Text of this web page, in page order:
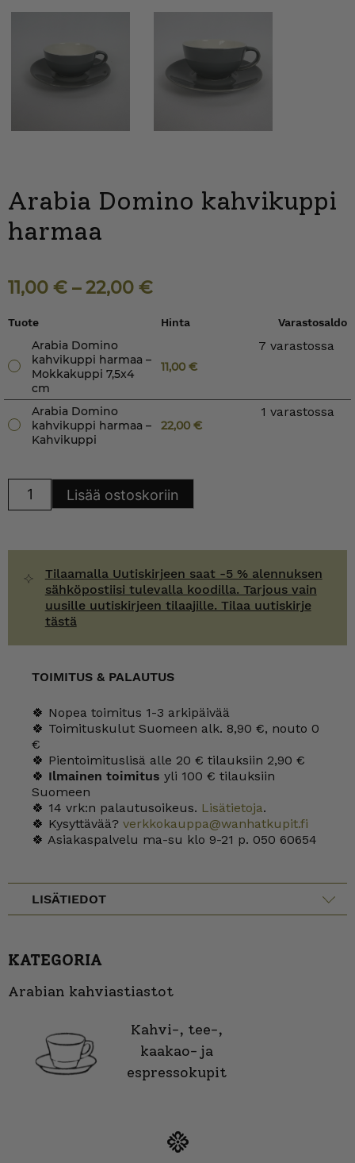
Arabia Domino kahvikuppi
harmaa
11,00 € –22,00 €
Tuote Hinta Varastosaldo
Arabia Domino
kahvikuppi harmaa –
Mokkakuppi 7,5x4
cm
11,00€
7 varastossa
Arabia Domino
kahvikuppi harmaa –
Kahvikuppi
22,00€
1 varastossa
Domino
Lisää ostoskoriin
Tilaamalla Uutiskirjeen saat -5 % alennuksen
sähköpostiisi tulevalla koodilla. Tarjous vain
uusille uutiskirjeen tilaajille. Tilaa uutiskirje
tästä
TOIMITUS & PALAUTUS
🍀 Nopea toimitus 1-3 arkipäivää
🍀 Toimituskulut Suomeen alk. 8,90 €, nouto 0
€
🍀 Pientoimituslisä alle 20 € tilauksiin 2,90 €
🍀 Ilmainen toimitus yli 100 € tilauksiin
Suomeen
🍀 14 vrk:n palautusoikeus. Lisätietoja.
🍀 Kysyttävää? verkkokauppa@wanhatkupit.fi
🍀 Asiakaspalvelu ma-su klo 9-21 p. 050 60654
LISÄTIEDOT
KATEGORIA
Arabian kahviastiastot
Kahvi-, tee-,
kaakao- ja
espressokupit